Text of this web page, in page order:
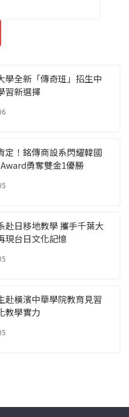
學全新「傳奇班」招生中
習新選擇
定！銘傳商設系閃耀韓國
勇奪雙金1優勝
赴日移地教學 攜手千葉大
現台日文化記憶
赴橫濱中華學院教育見習
教學實力